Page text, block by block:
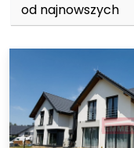
od najnowszych